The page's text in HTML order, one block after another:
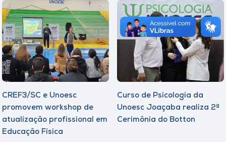
CREF3/SC e Unoesc
promovem workshop de
atualização profissional em
Educação Física
Curso de Psicologia da
Unoesc Joaçaba realiza 2ª
Cerimônia do Botton